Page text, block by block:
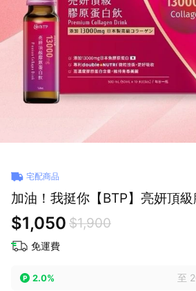
宅配商品
加油！我挺你【BTP】亮妍頂
$1,050 $1,900
免運費
2.0% 至